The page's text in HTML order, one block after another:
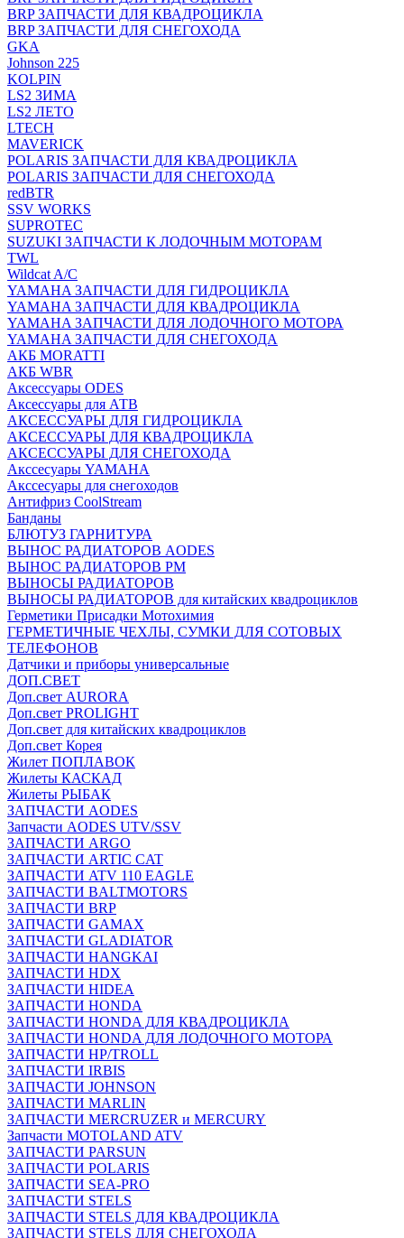
BRP ЗАПЧАСТИ ДЛЯ КВАДРОЦИКЛА
BRP ЗАПЧАСТИ ДЛЯ СНЕГОХОДА
GKA
Johnson 225
KOLPIN
LS2 ЗИМА
LS2 ЛЕТО
LTECH
MAVERICK
POLARIS ЗАПЧАСТИ ДЛЯ КВАДРОЦИКЛА
POLARIS ЗАПЧАСТИ ДЛЯ СНЕГОХОДА
redBTR
SSV WORKS
SUPROTEC
SUZUKI ЗАПЧАСТИ К ЛОДОЧНЫМ МОТОРАМ
TWL
Wildcat A/C
YAMAHA ЗАПЧАСТИ ДЛЯ ГИДРОЦИКЛА
YAMAHA ЗАПЧАСТИ ДЛЯ КВАДРОЦИКЛА
YAMAHA ЗАПЧАСТИ ДЛЯ ЛОДОЧНОГО МОТОРА
YAMAHA ЗАПЧАСТИ ДЛЯ СНЕГОХОДА
АКБ MORATTI
АКБ WBR
Аксессуары ODES
Аксессуары для АТВ
АКСЕССУАРЫ ДЛЯ ГИДРОЦИКЛА
АКСЕССУАРЫ ДЛЯ КВАДРОЦИКЛА
АКСЕССУАРЫ ДЛЯ СНЕГОХОДА
Акссесуары YAMAHA
Акссесуары для снегоходов
Антифриз CoolStream
Банданы
БЛЮТУЗ ГАРНИТУРА
ВЫНОС РАДИАТОРОВ AODES
ВЫНОС РАДИАТОРОВ РМ
ВЫНОСЫ РАДИАТОРОВ
ВЫНОСЫ РАДИАТОРОВ для китайских квадроциклов
Герметики Присадки Мотохимия
ГЕРМЕТИЧНЫЕ ЧЕХЛЫ, СУМКИ ДЛЯ СОТОВЫХ
ТЕЛЕФОНОВ
Датчики и приборы универсальные
ДОП.СВЕТ
Доп.свет AURORA
Доп.свет PROLIGHT
Доп.свет для китайских квадроциклов
Доп.свет Корея
Жилет ПОПЛАВОК
Жилеты КАСКАД
Жилеты РЫБАК
ЗАПЧАСТИ AODES
Запчасти AODES UTV/SSV
ЗАПЧАСТИ ARGO
ЗАПЧАСТИ ARTIC CAT
ЗАПЧАСТИ ATV 110 EAGLE
ЗАПЧАСТИ BALTMOTORS
ЗАПЧАСТИ BRP
ЗАПЧАСТИ GAMAX
ЗАПЧАСТИ GLADIATOR
ЗАПЧАСТИ HANGKAI
ЗАПЧАСТИ HDX
ЗАПЧАСТИ HIDEA
ЗАПЧАСТИ HONDA
ЗАПЧАСТИ HONDA ДЛЯ КВАДРОЦИКЛА
ЗАПЧАСТИ HONDA ДЛЯ ЛОДОЧНОГО МОТОРА
ЗАПЧАСТИ HP/TROLL
ЗАПЧАСТИ IRBIS
ЗАПЧАСТИ JOHNSON
ЗАПЧАСТИ MARLIN
ЗАПЧАСТИ MERCRUZER и MERCURY
Запчасти MOTOLAND ATV
ЗАПЧАСТИ PARSUN
ЗАПЧАСТИ POLARIS
ЗАПЧАСТИ SEA-PRO
ЗАПЧАСТИ STELS
ЗАПЧАСТИ STELS ДЛЯ КВАДРОЦИКЛА
ЗАПЧАСТИ STELS ДЛЯ СНЕГОХОДА